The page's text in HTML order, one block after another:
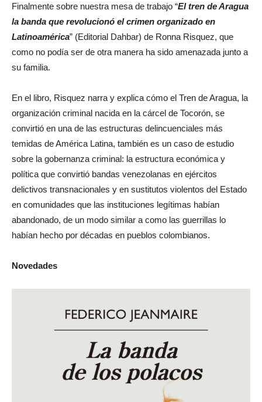
Finalmente sobre nuestra mesa de trabajo “El tren de Aragua
la banda que revolucionó el crimen organizado en
Latinoamérica” (Editorial Dahbar) de Ronna Risquez, que
como no podía ser de otra manera ha sido amenazada junto a
su familia.
En el libro, Risquez narra y explica cómo el Tren de Aragua, la
organización criminal nacida en la cárcel de Tocorón, se
convirtió en una de las estructuras delincuenciales más
temidas de América Latina, también es un caso de estudio
sobre la gobernanza criminal: la estructura económica y
política que convirtió bandas venezolanas en ejércitos
delictivos transnacionales y en sustitutos violentos del Estado
en comunidades que las instituciones legítimas habían
abandonado, de un modo similar a como las guerrillas lo
habían hecho por décadas en pueblos colombianos.
Novedades